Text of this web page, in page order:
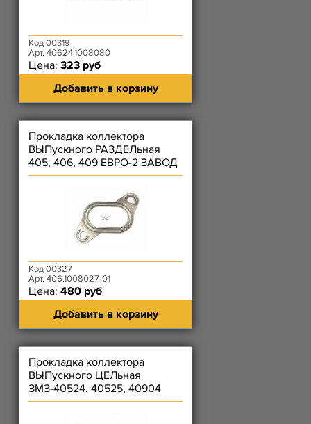
Код 00319
Арт. 40624.1008080
Цена: 323 руб
Добавить в корзину
Прокладка коллектора
ВЫПускного РАЗДЕЛьная
405, 406, 409 ЕВРО-2 ЗАВОД
Код 00327
Арт. 406.1008027-01
Цена: 480 руб
Добавить в корзину
Прокладка коллектора
ВЫПускного ЦЕЛьная
ЗМЗ-40524, 40525, 40904
Фритекс (металлическая)